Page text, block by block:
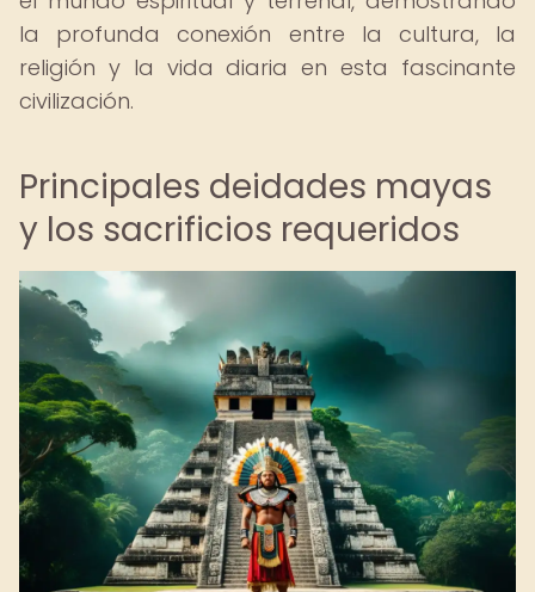
la profunda conexión entre la cultura, la
religión y la vida diaria en esta fascinante
civilización.
Principales deidades mayas
y los sacrificios requeridos